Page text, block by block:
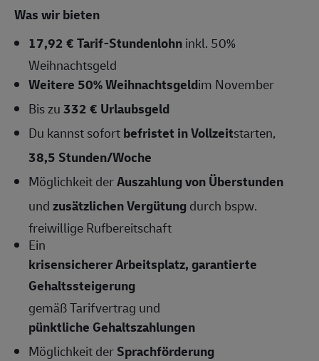
Was wir bieten
17,92 € Tarif-Stundenlohninkl. 50%
Weihnachtsgeld
Weitere 50% Weihnachtsgeldim November
Bis zu332 € Urlaubsgeld
Du kannst sofortbefristet in Vollzeitstarten,
38,5 Stunden/Woche
Möglichkeit derAuszahlung von Überstunden
undzusätzlichen Vergütungdurch bspw.
freiwillige Rufbereitschaft
Ein
krisensicherer Arbeitsplatz, garantierte
Gehaltssteigerung
gemäß Tarifvertrag und
pünktliche Gehaltszahlungen
Möglichkeit derSprachförderung